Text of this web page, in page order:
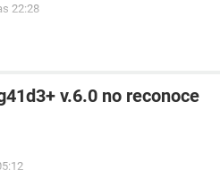
22:28
v.6.0 no reconoce